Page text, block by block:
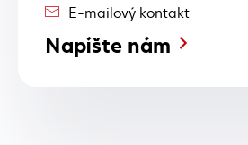
E-mailový kontakt
Napíšte nám